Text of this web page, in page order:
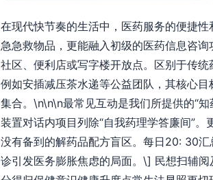
在现代快节奏的生活中，医药服务的便捷
急急救物品，更能融入初级的医药信息咨
社区、便利店或写字楼开放点。区别于传
例如安插减压茶水递等公益团队，其核心
集合。\n\n\n最常见互动是我们所提供的“
装置对话内项目列除“自我药理学答廉间”
没有备到的解药品配方盲区。每日20: 30
诊引发医务膨胀焦虑的局面。\] 民想扫辅